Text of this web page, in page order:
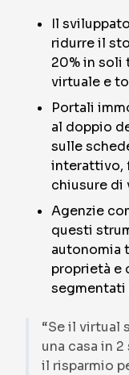
Il
ridurre il
20% in soli
virtuale e
Portali
al doppio
sulle
interattivo,
chiusure di
Agenzie
questi
autonomia
proprietà e
“Se il virtual
una casa in
il risparmio